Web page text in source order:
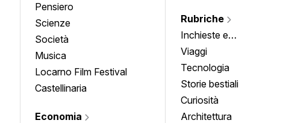
Pensiero
Scienze
Società
Musica
Locarno Film Festival
Castellinaria
Economia
Rubriche
Inchieste e
approfondimenti
Viaggi
Tecnologia
Storie bestiali
Curiosità
Architettura